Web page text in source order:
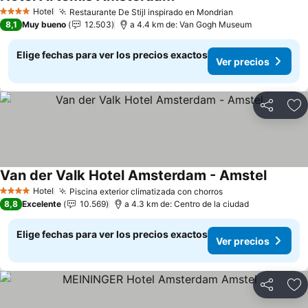
4 EstrellasHotel Restaurante De Stijl inspirado en Mondrian
8,1 Muy bueno 12.503 a 4.4 km de: Van Gogh Museum
Elige fechas para ver los precios exactos
Ver precios
Compartir
4 EstrellasHotel Piscina exterior climatizada con chorros
Van der Valk Hotel Amsterdam - Amstel
8,8 Excelente 10.569 a 4.3 km de: Centro de la ciudad
Elige fechas para ver los precios exactos
Ver precios
Compartir